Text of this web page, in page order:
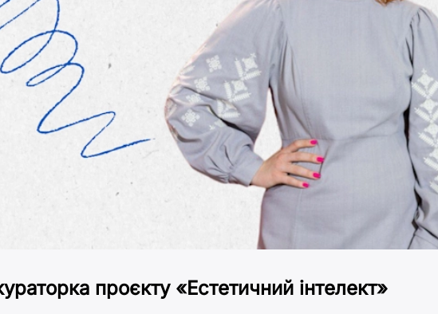
проєкту «Естетичний інтелект»